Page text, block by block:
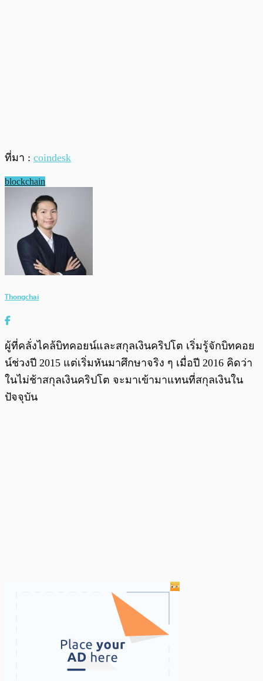
ที่มา : coindesk
blockchain
Thongchai
ผู้ที่คลั่งไคล้บิทคอยน์และสกุลเงินคริปโต เริ่มรู้จักบิทคอย
น์ช่วงปี 2015 แต่เริ่มหันมาศึกษาจริง ๆ เมื่อปี 2016 คิดว่า
ในไม่ช้าสกุลเงินคริปโต จะมาเข้ามาแทนที่สกุลเงินใน
ปัจจุบัน